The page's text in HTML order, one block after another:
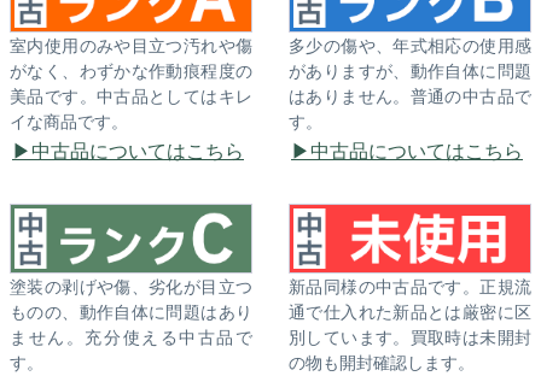
室内使用のみや目立つ汚れや傷
がなく、わずかな作動痕程度の
美品です。中古品としてはキレ
イな商品です。
中古品についてはこちら
多少の傷や、年式相応の使用感
がありますが、動作自体に問題
はありません。普通の中古品で
す。
中古品についてはこちら
塗装の剥げや傷、劣化が目立つ
ものの、動作自体に問題はあり
ません。充分使える中古品で
す。
新品同様の中古品です。正規流
通で仕入れた新品とは厳密に区
別しています。買取時は未開封
の物も開封確認します。